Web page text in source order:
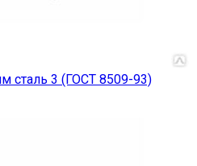
сталь 3 (ГОСТ 8509-93)